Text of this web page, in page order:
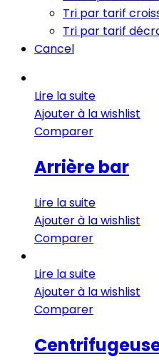
Tri par tarif
Tri par tarif
Cancel
Lire la suite
Ajouter à la wishlist
Comparer
Arrière bar
Lire la suite
Ajouter à la wishlist
Comparer
Lire la suite
Ajouter à la wishlist
Comparer